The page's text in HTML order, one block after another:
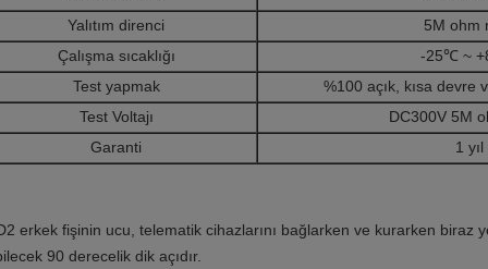
Yalıtım direnci
5M ohm
Çalışma sıcaklığı
-25℃ ~
Test yapmak
%100 açık, kısa devre
Test Voltajı
DC300V 5M
Garanti
1 yıl
erkek fişinin ucu, telematik cihazlarını bağlarken ve kurarken biraz
90 derecelik dik açıdır.